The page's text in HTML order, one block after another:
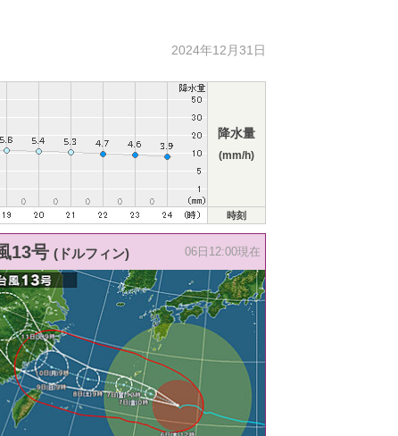
2024年12月31日
降水量
(mm/h)
時刻
13号 (ドルフィン) 06日12:00現在